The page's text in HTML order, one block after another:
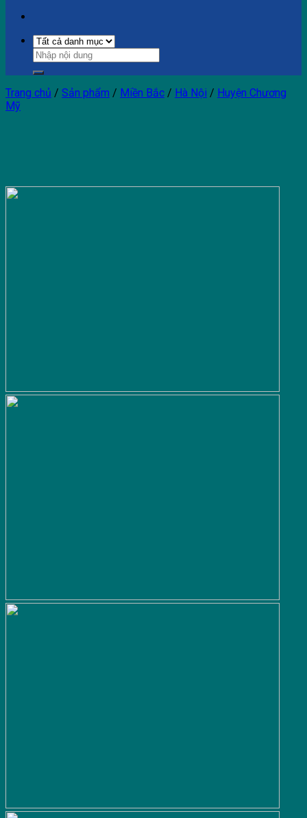
Trang chủ / Sản phẩm / Miền Bắc / Hà Nội / Huyện Chương
Mỹ